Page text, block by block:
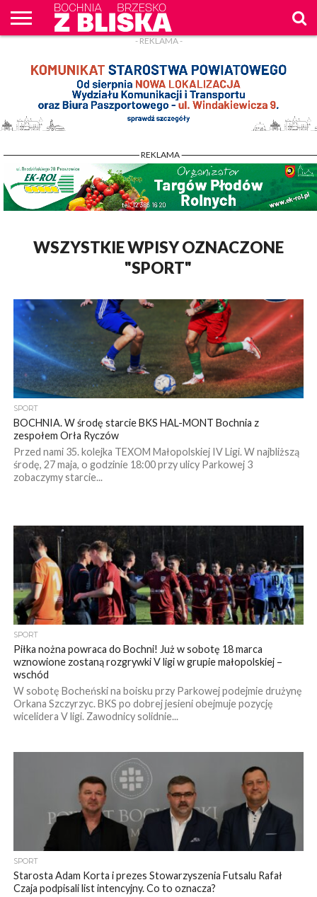
WPROST
REKLAM
- REKLAMA -
- REKLAMA -
WSZYSTKIE WPISY OZNACZONE
"SPORT"
SPORT
BOCHNIA. W środę starcie BKS HAL-MONT Bochnia z
zespołem Orła Ryczów
Przed nami 35. kolejka TEXOM Małopolskiej IV Ligi. W najbliższą
środę, 27 maja, o godzinie 18:00 przy ulicy Parkowej 3
zobaczymy starcie...
SPORT
Piłka nożna powraca do Bochni! Już w sobotę 18 marca
wznowione zostaną rozgrywki V ligi w grupie małopolskiej –
wschód
W sobotę Bocheński na boisku przy Parkowej podejmie drużynę
Orkana Szczyrzyc. BKS po dobrej jesieni obejmuje pozycję
wicelidera V ligi. Zawodnicy solidnie...
SPORT
Starosta Adam Korta i prezes Stowarzyszenia Futsalu Rafał
Czaja podpisali list intencyjny. Co to oznacza?